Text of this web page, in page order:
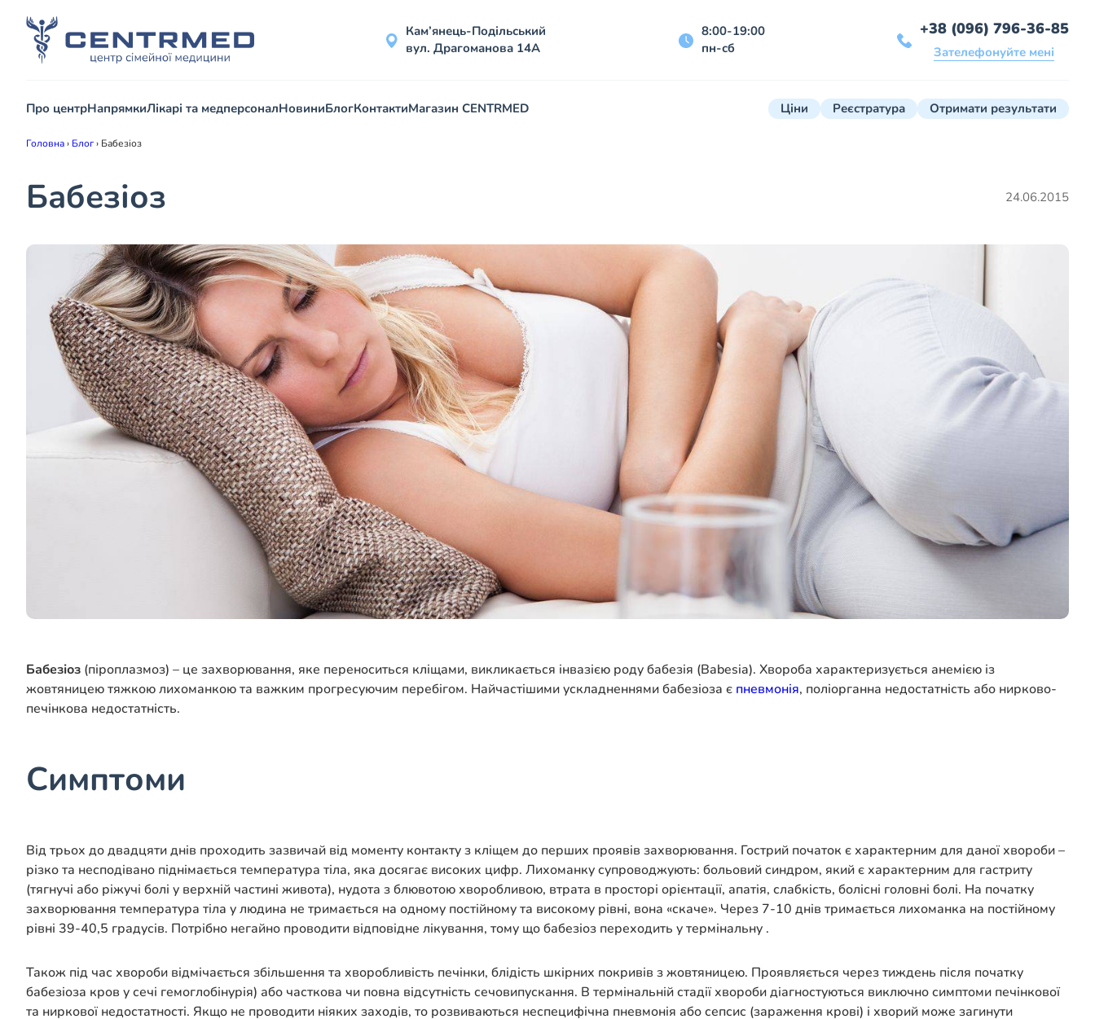
Кам’янець-Подільський
вул. Драгоманова 14А
8:00-19:00
пн-сб
+38 (096) 796-36-85
Зателефонуйте мені
Про центрНапрямкиЛікарі та медперсоналНовиниБлогКонтактиМагазин CENTRMED Ціни Реєстратура Отримати результати
Головна› Блог› Бабезіоз
Бабезіоз 24.06.2015
Бабезіоз (піроплазмоз) – це захворювання, яке переноситься кліщами, викликається інвазією роду бабезія (Babesia). Хвороба характеризується анемією із
жовтяницею тяжкою лихоманкою та важким прогресуючим перебігом. Найчастішими ускладненнями бабезіоза є пневмонія, поліорганна недостатність або нирково-
печінкова недостатність.
Симптоми
Від трьох до двадцяти днів проходить зазвичай від моменту контакту з кліщем до перших проявів захворювання. Гострий початок є характерним для даної хвороби –
різко та несподівано піднімається температура тіла, яка досягає високих цифр. Лихоманку супроводжують: больовий синдром, який є характерним для гастриту
(тягнучі або ріжучі болі у верхній частині живота), нудота з блювотою хворобливою, втрата в просторі орієнтації, апатія, слабкість, болісні головні болі. На початку
захворювання температура тіла у людина не тримається на одному постійному та високому рівні, вона «скаче». Через 7-10 днів тримається лихоманка на постійному
рівні 39-40,5 градусів. Потрібно негайно проводити відповідне лікування, тому що бабезіоз переходить у термінальну .
Також під час хвороби відмічається збільшення та хворобливість печінки, блідість шкірних покривів з жовтяницею. Проявляється через тиждень після початку
бабезіоза кров у сечі гемоглобінурія) або часткова чи повна відсутність сечовипускання. В термінальній стадії хвороби діагностуються виключно симптоми печінкової
та ниркової недостатності. Якщо не проводити ніяких заходів, то розвиваються неспецифічна пневмонія або сепсис (зараження крові) і хворий може загинути